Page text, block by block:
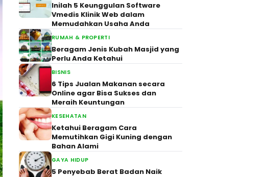
Inilah 5 Keunggulan Software
Vmedis Klinik Web dalam
Memudahkan Usaha Anda
RUMAH & PROPERTI
Beragam Jenis Kubah Masjid yang
Perlu Anda Ketahui
BISNIS
6 Tips Jualan Makanan secara
Online agar Bisa Sukses dan
Meraih Keuntungan
KESEHATAN
Ketahui Beragam Cara
Memutihkan Gigi Kuning dengan
Bahan Alami
GAYA HIDUP
5 Penyebab Berat Badan Naik